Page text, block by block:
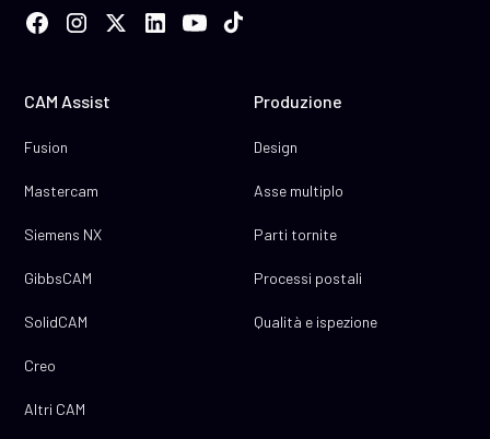
CAM Assist
Fusion
Mastercam
Siemens NX
GibbsCAM
SolidCAM
Creo
Altri CAM
Produzione
Design
Asse multiplo
Parti tornite
Processi postali
Qualità e ispezione